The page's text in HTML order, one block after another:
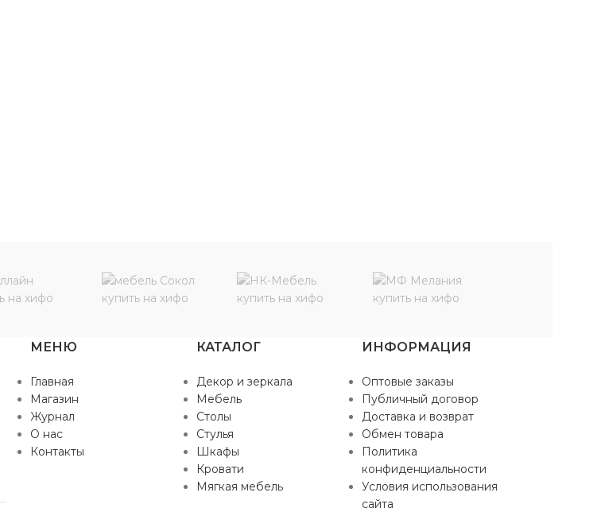
МЕНЮ
Главная
Магазин
Журнал
О нас
Контакты
КАТАЛОГ
Декор и зеркала
Мебель
Столы
Стулья
Шкафы
Кровати
Мягкая мебель
ИНФОРМАЦИЯ
Оптовые заказы
Публичный договор
Доставка и возврат
Обмен товара
Политика
конфиденциальности
Условия использования
сайта